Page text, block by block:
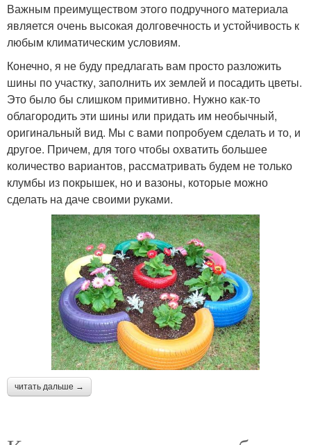
Важным преимуществом этого подручного материала
является очень высокая долговечность и устойчивость к
любым климатическим условиям.
Конечно, я не буду предлагать вам просто разложить
шины по участку, заполнить их землей и посадить цветы.
Это было бы слишком примитивно. Нужно как-то
облагородить эти шины или придать им необычный,
оригинальный вид. Мы с вами попробуем сделать и то, и
другое. Причем, для того чтобы охватить большее
количество вариантов, рассматривать будем не только
клумбы из покрышек, но и вазоны, которые можно
сделать на даче своими руками.
читать дальше →